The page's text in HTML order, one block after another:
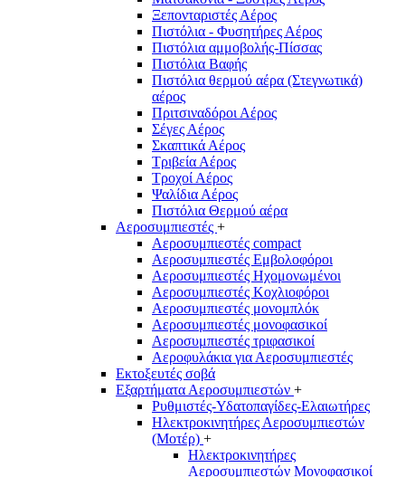
Ξεπονταριστές Αέρος
Πιστόλια - Φυσητήρες Αέρος
Πιστόλια αμμοβολής-Πίσσας
Πιστόλια Βαφής
Πιστόλια θερμού αέρα (Στεγνωτικά)
αέρος
Πριτσιναδόροι Αέρος
Σέγες Αέρος
Σκαπτικά Αέρος
Τριβεία Αέρος
Τροχοί Αέρος
Ψαλίδια Αέρος
Πιστόλια Θερμού αέρα
Αεροσυμπιεστές +
Αεροσυμπιεστές compact
Αεροσυμπιεστές Εμβολοφόροι
Αεροσυμπιεστές Ηχομονωμένοι
Αεροσυμπιεστές Κοχλιοφόροι
Αεροσυμπιεστές μονομπλόκ
Αεροσυμπιεστές μονοφασικοί
Αεροσυμπιεστές τριφασικοί
Αεροφυλάκια για Αεροσυμπιεστές
Εκτοξευτές σοβά
Εξαρτήματα Αεροσυμπιεστών +
Ρυθμιστές-Υδατοπαγίδες-Ελαιωτήρες
Ηλεκτροκινητήρες Αεροσυμπιεστών
(Μοτέρ) +
Ηλεκτροκινητήρες
Αεροσυμπιεστών Μονοφασικοί